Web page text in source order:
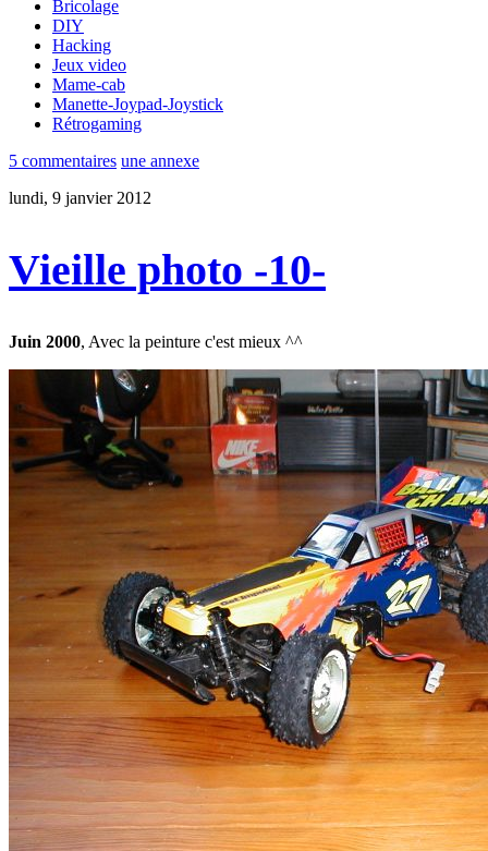
Bricolage
DIY
Hacking
Jeux video
Mame-cab
Manette-Joypad-Joystick
Rétrogaming
5 commentaires une annexe
lundi, 9 janvier 2012
Vieille photo -10-
Juin 2000, Avec la peinture c'est mieux ^^